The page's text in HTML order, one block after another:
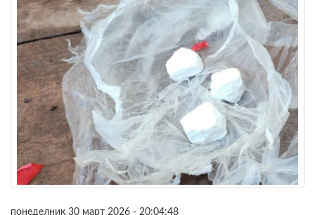
понеделник 30 март 2026 - 20:04:48